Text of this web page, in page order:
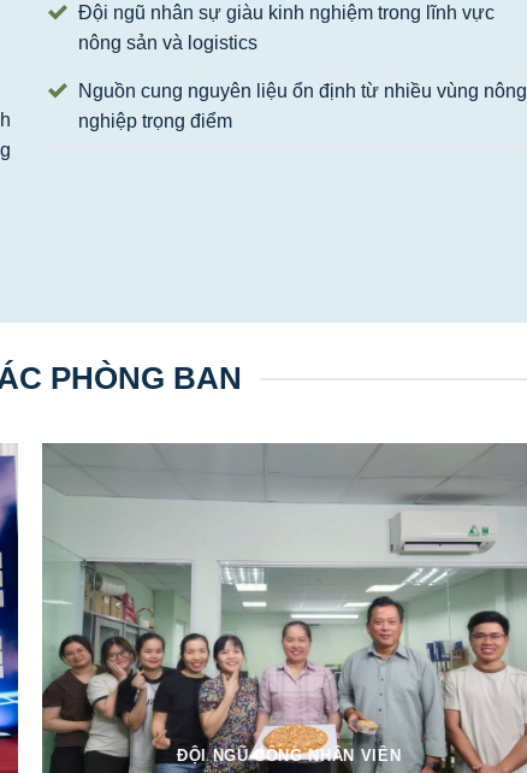
Đội ngũ nhân sự giàu kinh nghiệm trong lĩnh vực
nông sản và logistics
Nguồn cung nguyên liệu ổn định từ nhiều vùng nông
nghiệp trọng điểm
PHÒNG BAN
ĐỘI NGŨ LÁI XE
ĐỘI NGŨ CÔNG NHÂN VIÊN